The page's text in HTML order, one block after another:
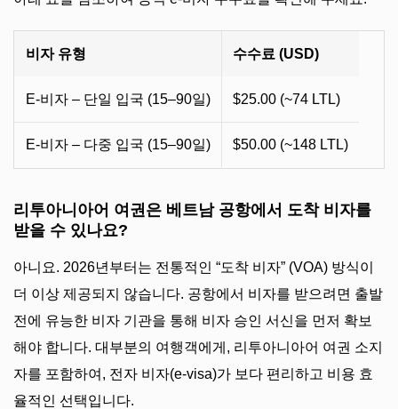
비자 유형 수수료 (USD)
E-비자 – 단일 입국 (15–90일) $25.00 (~74 LTL)
E-비자 – 다중 입국 (15–90일) $50.00 (~148 LTL)
리투아니아어 여권은 베트남 공항에서 도착 비자를
받을 수 있나요?
아니요. 2026년부터는 전통적인 “도착 비자” (VOA) 방식이
더 이상 제공되지 않습니다. 공항에서 비자를 받으려면 출발
전에 유능한 비자 기관을 통해 비자 승인 서신을 먼저 확보
해야 합니다. 대부분의 여행객에게, 리투아니아어 여권 소지
자를 포함하여, 전자 비자(e-visa)가 보다 편리하고 비용 효
율적인 선택입니다.